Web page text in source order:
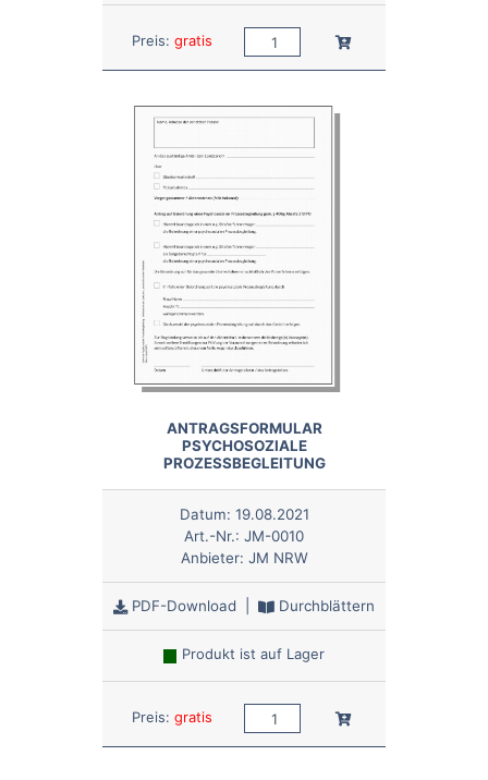
Preis: gratis Anzahl: In den Warenkorb
ANTRAGSFORMULAR
PSYCHOSOZIALE
PROZESSBEGLEITUNG
Datum: 19.08.2021
Art.-Nr.: JM-0010
Anbieter: JM NRW
PDF-Download Durchblättern
Produkt ist auf Lager
Preis: gratis Anzahl: In den Warenkorb